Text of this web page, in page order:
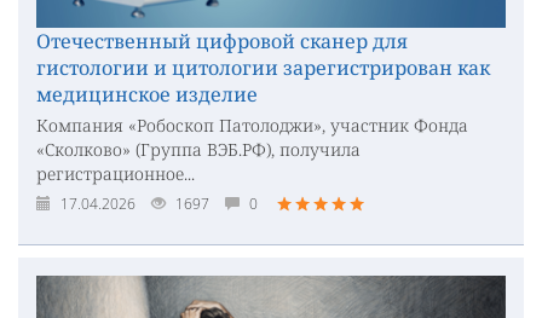
Отечественный цифровой сканер для
гистологии и цитологии зарегистрирован как
медицинское изделие
Компания «Робоскоп Патолоджи», участник Фонда
«Сколково» (Группа ВЭБ.РФ), получила
регистрационное...
17.04.2026 1697 0